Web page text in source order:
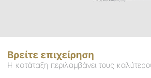
Βρείτε επιχείρηση
Η κατάταξη περιλαμβάνει τους